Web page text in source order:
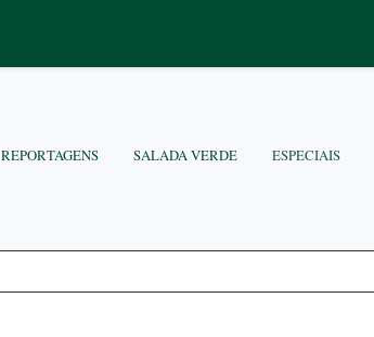
REPORTAGENS SALADA VERDE ESPECIAIS